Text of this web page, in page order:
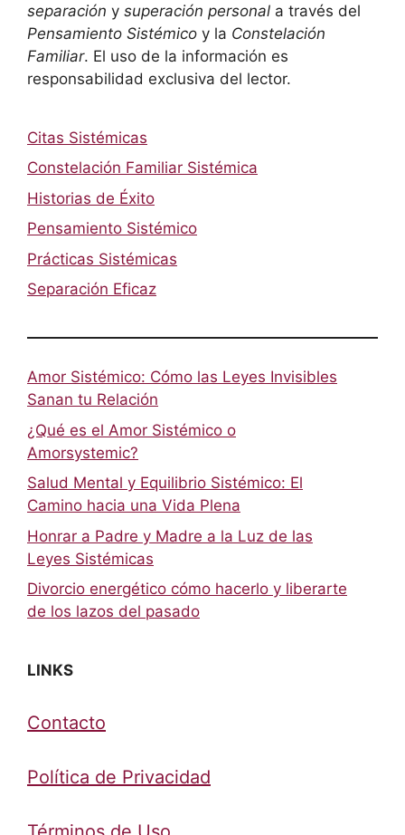
separación y superación personal a través del
Pensamiento Sistémico y la Constelación
Familiar. El uso de la información es
responsabilidad exclusiva del lector.
Citas Sistémicas
Constelación Familiar Sistémica
Historias de Éxito
Pensamiento Sistémico
Prácticas Sistémicas
Separación Eficaz
Amor Sistémico: Cómo las Leyes Invisibles
Sanan tu Relación
¿Qué es el Amor Sistémico o
Amorsystemic?
Salud Mental y Equilibrio Sistémico: El
Camino hacia una Vida Plena
Honrar a Padre y Madre a la Luz de las
Leyes Sistémicas
Divorcio energético cómo hacerlo y liberarte
de los lazos del pasado
LINKS
Contacto
Política de Privacidad